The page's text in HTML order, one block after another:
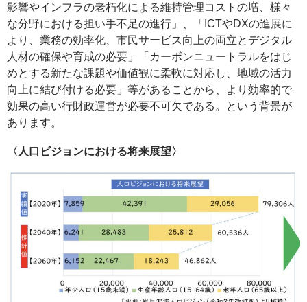
影響やインフラの老朽化による維持管理コストの増、様々
な分野における担い手不足の進行」、「ICTやDXの進展に
より、業務の効率化、市民サービス向上の両立とデジタル
人材の確保や育成の必要」「カーボンニュートラルをはじ
めとする新たな課題や価値観に柔軟に対応し、地域の活力
向上に結び付ける必要」等があることから、より効率的で
効果の高い行財政運営が必要不可欠である。という背景が
あります。
〈人口ビジョンにおける将来展望〉